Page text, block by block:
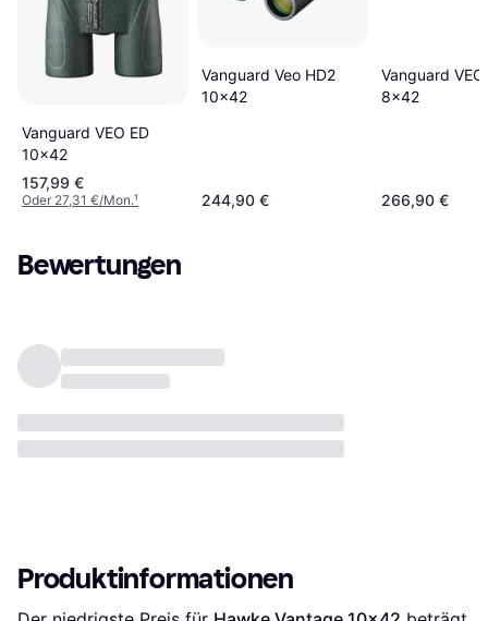
Vanguard VEO ED
10x42
157,99 €
Oder 27,31 €/Mon.¹
Vanguard Veo HD2
10x42
244,90 €
Vanguard VEO
8x42
266,90 €
Bewertungen
Produktinformationen